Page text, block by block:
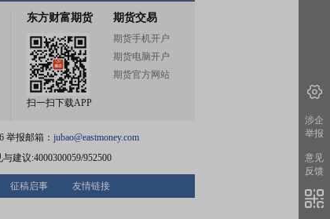
东方财富期货
扫一扫下载APP
期货交易
期货手机开户
期货电脑开户
期货官方网站
举报邮箱： jubao@eastmoney.com
建议:4000300059/952500
征稿启事 友情链接
涉企
举报
意见
反馈